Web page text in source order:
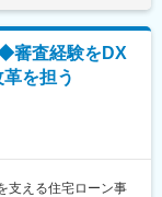
行が共同出資する
ただきます。
す。担当企業は複
丁寧なコミュニケ
な信頼関係を構築し
手当を含めた表記で
審査経験をDX
を担う
支える住宅ローン事